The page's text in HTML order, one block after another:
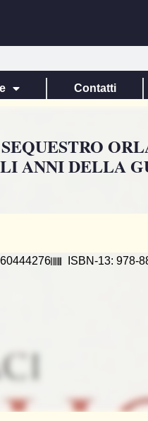
Contatti
ANNI DELLA
ISBN-13: 978-